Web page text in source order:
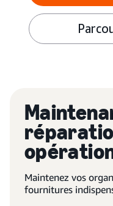
Maintenez vos
fournitures